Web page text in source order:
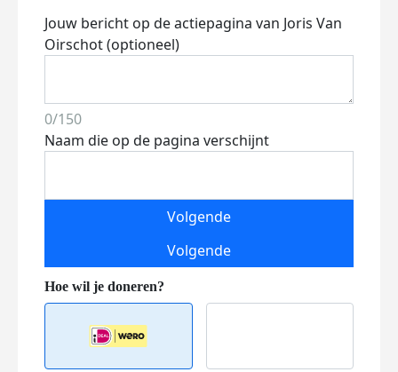
Jouw bericht op de actiepagina van Joris Van
Oirschot (optioneel)
0/150
Naam die op de pagina verschijnt
Volgende
Volgende